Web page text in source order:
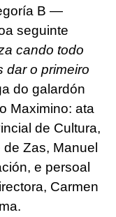
B —
seguinte
cando todo
dar o primeiro
do galardón
Maximino: ata
de Cultura,
Zas, Manuel
e persoal
Carmen